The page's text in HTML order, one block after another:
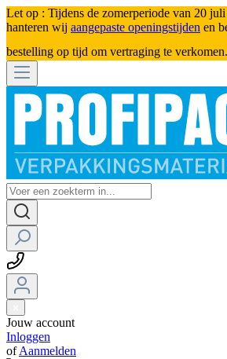
Let op : Tijdens de zomerperiode van 20
hanteren wij aangepaste openingstijden en
bestelling op tijd om vertraging te verkomen.
Jouw account
Inloggen
ofAanmelden